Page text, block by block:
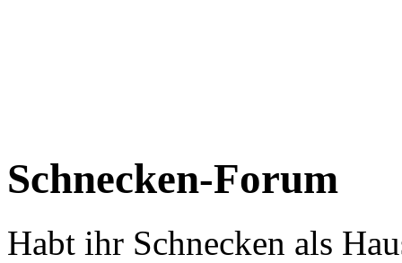
Schnecken-Forum
Habt ihr Schnecken als